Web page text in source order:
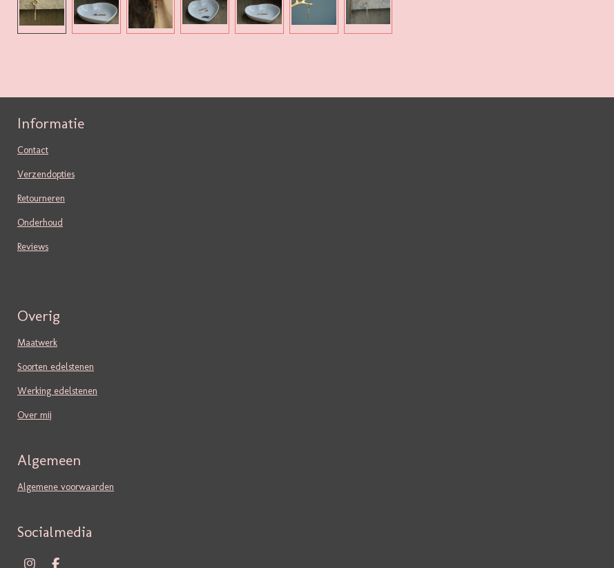
Informatie
Contact
Verzendopties
Retourneren
Onderhoud
Reviews
Overig
Maatwerk
Soorten edelstenen
Werking edelstenen
Over mij
Algemeen
Algemene voorwaarden
Socialmedia